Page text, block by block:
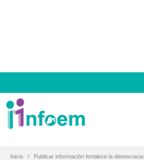
Inicio Publicar información fortalece la democracia